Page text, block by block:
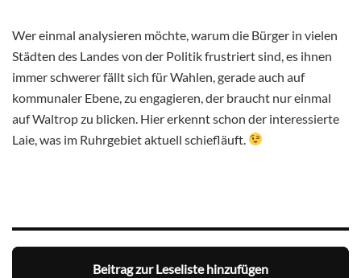
Wer einmal analysieren möchte, warum die Bürger in vielen
Städten des Landes von der Politik frustriert sind, es ihnen
immer schwerer fällt sich für Wahlen, gerade auch auf
kommunaler Ebene, zu engagieren, der braucht nur einmal
auf Waltrop zu blicken. Hier erkennt schon der interessierte
Laie, was im Ruhrgebiet aktuell schiefläuft.
Beitrag zur Leseliste hinzufügen